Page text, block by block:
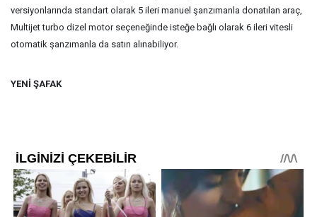
versiyonlarında standart olarak 5 ileri manuel şanzımanla donatılan araç,
Multijet turbo dizel motor seçeneğinde isteğe bağlı olarak 6 ileri vitesli
otomatik şanzımanla da satın alınabiliyor.
YENİ ŞAFAK